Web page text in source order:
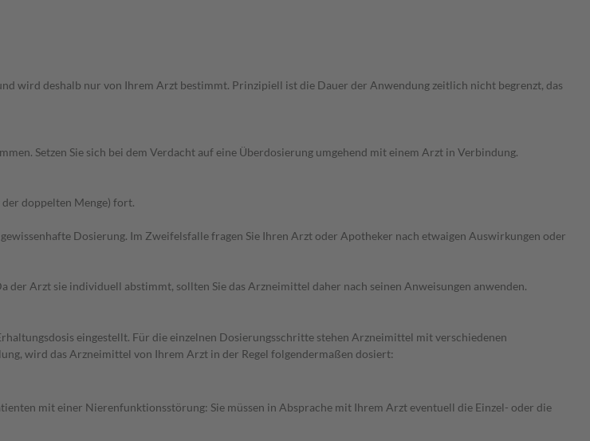
wird deshalb nur von Ihrem Arzt bestimmt. Prinzipiell ist die Dauer der Anwendung zeitlich nicht begrenzt, das
Setzen Sie sich bei dem Verdacht auf eine Überdosierung umgehend mit einem Arzt in Verbindung.
doppelten Menge) fort.
Dosierung. Im Zweifelsfalle fragen Sie Ihren Arzt oder Apotheker nach etwaigen Auswirkungen oder
Arzt sie individuell abstimmt, sollten Sie das Arzneimittel daher nach seinen Anweisungen anwenden.
eingestellt. Für die einzelnen Dosierungsschritte stehen Arzneimittel mit verschiedenen
wird das Arzneimittel von Ihrem Arzt in der Regel folgendermaßen dosiert:
mit einer Nierenfunktionsstörung: Sie müssen in Absprache mit Ihrem Arzt eventuell die Einzel- oder die